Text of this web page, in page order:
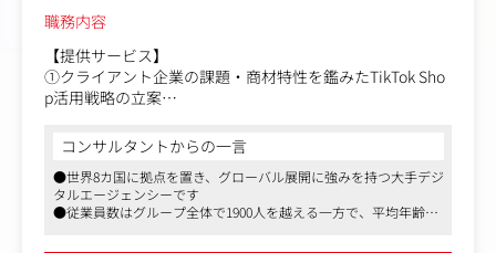
との合意形成やプロジェクト推進に向けた地固めをしてい
ただき、クライアントとの信頼関係を構築していきます。
3ヶ月目以降：
クライアントとの伴走を確立。分析、顧客ヒアリング等を
トに提案していきます。
並行して、若手メンバーのサポートなど、ユニット全体の
体制整備にも関わっていただきます。
職務内容
【提供サービス】
①クライアント企業の課題・商材特性を鑑みたTikTok Sho
p活用戦略の立案
グ・実行
③クリエイター・インフルエンサーを活用したプロモーシ
ョン設計
【業務内容】
コンサルタントからの一言
●世界8カ国に拠点を置き、グローバル展開に強みを持つ大手デジ
タルエージェンシーです
●従業員数はグループ全体で1900人を越える一方で、平均年齢は